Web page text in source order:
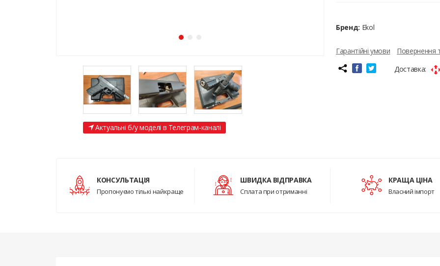
Актуальні б/у моделі в Телеграм-каналі
Бренд: Ekol
Гарантійні умови Повернення
Доставка:
КОНСУЛЬТАЦІЯ
Пропонуємо тількі найкраще
ШВИДКА ВІДПРАВКА
Сплата при отриманні
КРАЩА ЦІНА
Власний імпорт